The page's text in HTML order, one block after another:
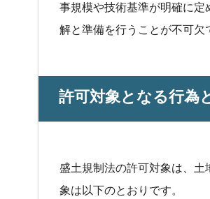
事規模や技術基準が明確に
解と準備を行うことが不可欠
許可対象となる行為
盛土規制法の許可対象は、
象は以下のとおりです。